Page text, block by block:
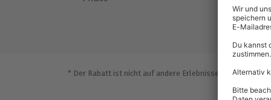
* Der Rabatt ist nicht auf andere Erlebnisse bei der